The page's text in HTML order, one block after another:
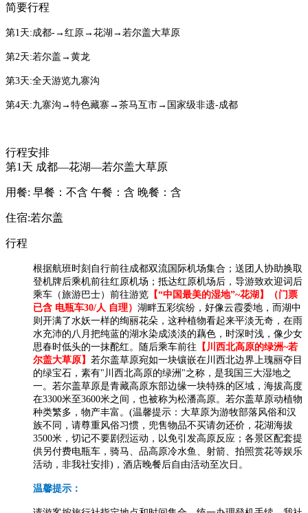
简要行程
第1天:成都-→红原→花湖→若尔盖大草原
第2天:若尔盖→黄龙
第3天:全天游览九寨沟
​第4天:九寨沟→特色藏寨→茶马互市→国家级非遗-成都
行程安排
第1天 成都—花湖—若尔盖大草原
用餐: 早餐：不含 午餐：含 晚餐：含
住宿:若尔盖
行程
根据航班时刻自行前往成都双流国际机场集合；送团人协助换取
登机牌后乘机前往红原机场；抵达红原机场后，导游致欢迎词后
乘车（旅游巴士）前往游览 【“中国最美的湿地”~花湖】
（门票
已含 电瓶车30/人 自理） 湖畔五彩缤纷，好像云霞委地，而湖中
则开满了水妖一样的绚丽花朵，这种植物看起来平淡无奇，在雨
水充沛的八月把纯蓝的湖水染成淡淡的藕色，时深时浅，像少女
思春时低头的一抹酡红。随后乘车前往 【 川西北高原的绿洲~若
尔盖大草原】 若尔盖草原宛如一块镶嵌在川西北边界上瑰丽夺目
的绿宝石，素有"川西北高原的绿洲"之称，是我国三大湿地之
一。若尔盖草原是青藏高原东部边缘一块特殊的区域，海拔高度
在3300米至3600米之间，也被称为松潘高原。若尔盖草原动植物
种类繁多，物产丰富。(温馨提示：大草原为游牧部落风俗和汉
族不同，请尊重风俗习惯，兜售物品不买请勿还价，花湖海拔
3500米，切记不要剧烈运动，以免引发高原反应；各景区配套提
供另付费电瓶车，骑马、品高原冷水鱼、射箭、拍照赏花等娱乐
活动，非我社安排)，酒店晚餐后自由活动至次日。
温馨提示：